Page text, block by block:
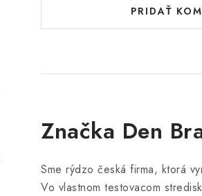
PRIDAŤ
Značka Den
Sme rýdzo česká firma, ktorá
Vo vlastnom testovacom